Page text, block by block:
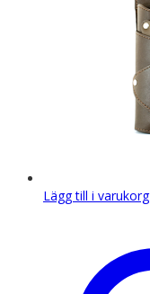
Lägg till i varukorg